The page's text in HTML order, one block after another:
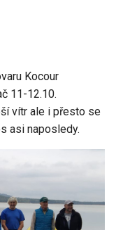
Kocour
11-12.10.
vítr ale i přesto se
asi naposledy.